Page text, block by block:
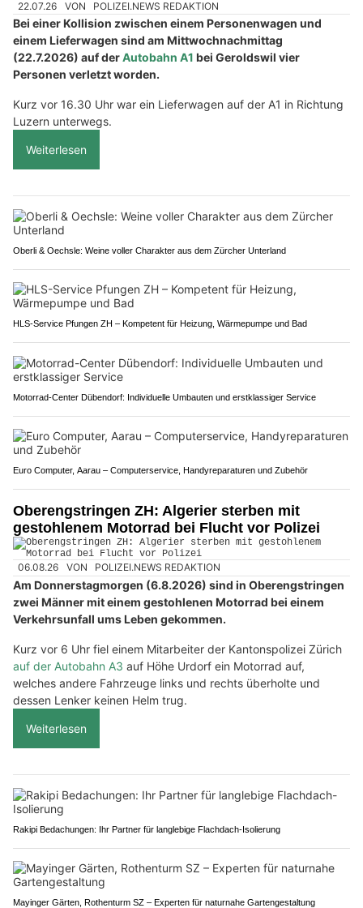
22.07.26 VON POLIZEI.NEWS REDAKTION
Bei einer Kollision zwischen einem Personenwagen und
einem Lieferwagen sind am Mittwochnachmittag
(22.7.2026) auf derAutobahn A1 bei Geroldswil vier
Personen verletzt worden.
Kurz vor 16.30 Uhr war ein Lieferwagen auf der A1 in Richtung
Luzern unterwegs.
Weiterlesen
Oberli & Oechsle: Weine voller Charakter aus dem Zürcher Unterland
HLS-Service Pfungen ZH – Kompetent für Heizung, Wärmepumpe und Bad
Motorrad-Center Dübendorf: Individuelle Umbauten und erstklassiger Service
Euro Computer, Aarau – Computerservice, Handyreparaturen und Zubehör
Oberengstringen ZH: Algerier sterben mit
gestohlenem Motorrad bei Flucht vor Polizei
06.08.26 VON POLIZEI.NEWS REDAKTION
Am Donnerstagmorgen (6.8.2026) sind in Oberengstringen
zwei Männer mit einem gestohlenen Motorrad bei einem
Verkehrsunfall ums Leben gekommen.
Kurz vor 6 Uhr fiel einem Mitarbeiter der Kantonspolizei Zürich
auf der Autobahn A3 auf Höhe Urdorf ein Motorrad auf,
welches andere Fahrzeuge links und rechts überholte und
dessen Lenker keinen Helm trug.
Weiterlesen
Rakipi Bedachungen: Ihr Partner für langlebige Flachdach-Isolierung
Mayinger Gärten, Rothenturm SZ – Experten für naturnahe Gartengestaltung